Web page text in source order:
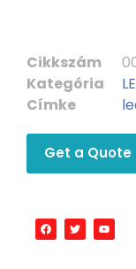
Cikkszám
Kategória
Címke
Get a Quote